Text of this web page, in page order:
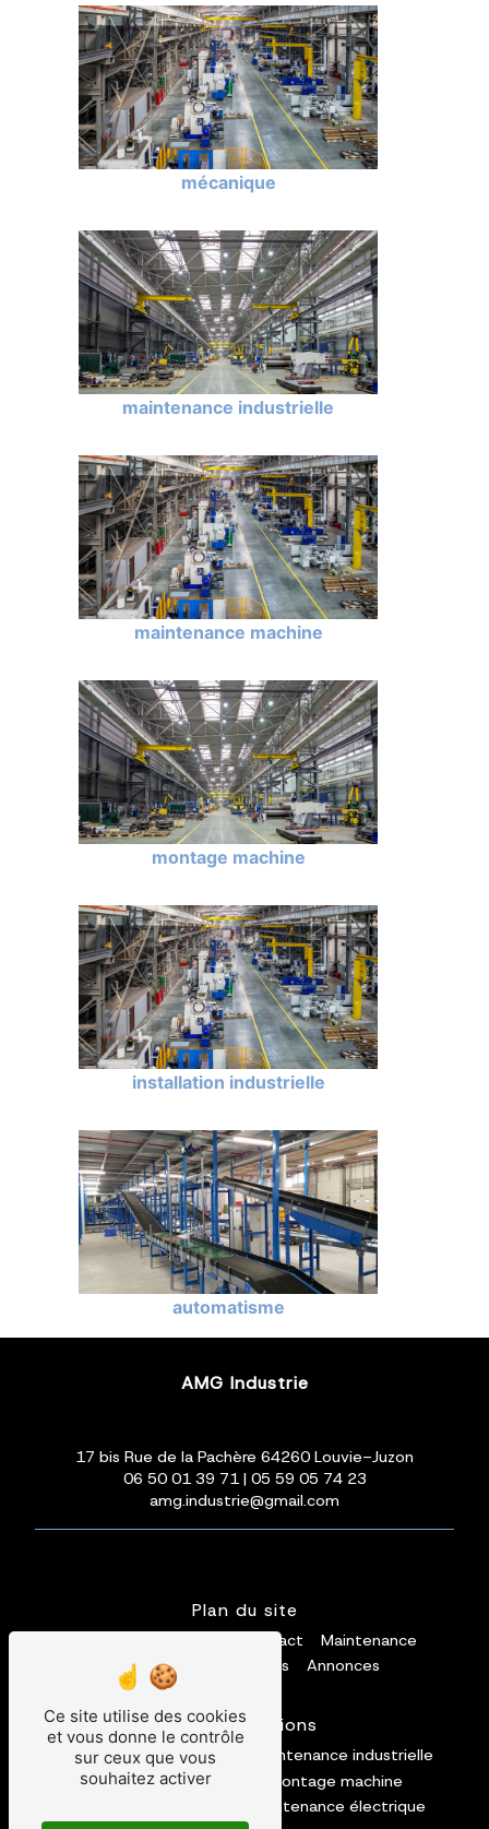
mécanique
maintenance industrielle
maintenance machine
montage machine
installation industrielle
automatisme
AMG Industrie
17 bis Rue de la Pachère 64260 Louvie-Juzon
06 50 01 39 71| 05 59 05 74 23
amg.industrie@gmail.com
Plan du site
Contact
Maintenance
Galerie photos
Vidéos Annonces
Nos prestations
convoyage mécanique
maintenance industrielle
maintenance machine
montage machine
maintenance électrique
Ce site utilise des cookies
et vous donne le contrôle
sur ceux que vous
souhaitez activer